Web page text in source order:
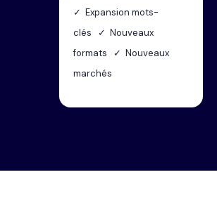
✓ Expansion mots-
clés ✓ Nouveaux
formats ✓ Nouveaux
marchés